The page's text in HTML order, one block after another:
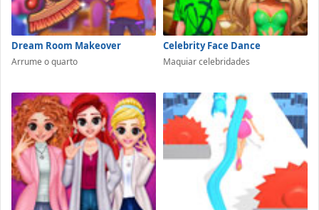
Dream Room Makeover
Arrume o quarto
Celebrity Face Dance
Maquiar celebridades